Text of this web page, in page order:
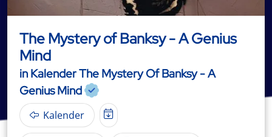
The Mystery of Banksy - A Genius
Mind
in Kalender The Mystery Of Banksy - A
Genius Mind
Kalender